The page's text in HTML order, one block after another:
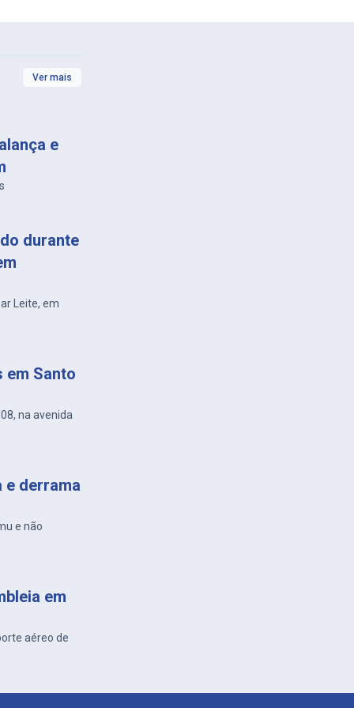
Ver mais
e
durante
Leite, em
em Santo
na avenida
e derrama
e não
em
aéreo de